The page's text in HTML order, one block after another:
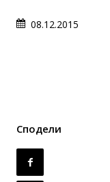
08.12.2015
Сподели